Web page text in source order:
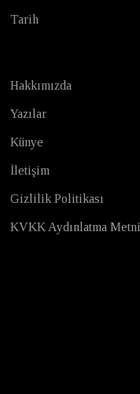
Tarih
Hakkımızda
Yazılar
Künye
İletişim
Gizlilik Politikası
KVKK Aydınlatma Metni